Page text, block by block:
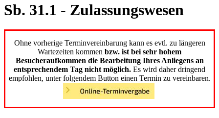
Sb. 31.1 - Zulassungswesen
Ohne vorherige Terminvereinbarung kann es evtl. zu längeren
Wartezeiten kommen bzw. ist bei sehr hohem
Besucheraufkommen die Bearbeitung Ihres Anliegens an
entsprechendem Tag nicht möglich. Es wird daher dringend
empfohlen, unter folgendem Button einen Termin zu vereinbaren.